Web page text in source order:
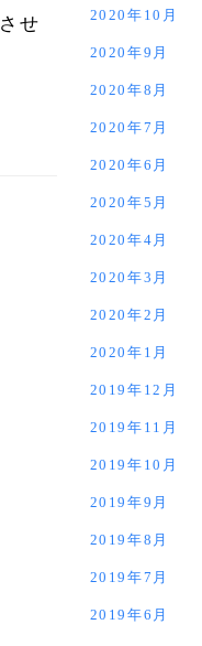
せ
2020年10月
2020年9月
2020年8月
2020年7月
2020年6月
2020年5月
2020年4月
2020年3月
2020年2月
2020年1月
2019年12月
2019年11月
2019年10月
2019年9月
2019年8月
2019年7月
2019年6月